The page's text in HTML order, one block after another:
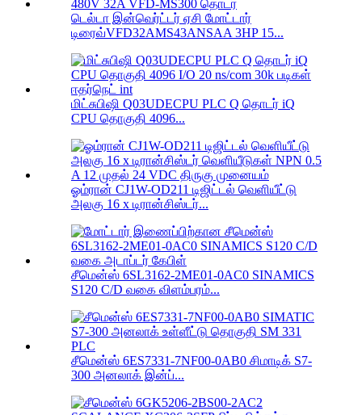
டெல்டா இன்வெர்ட்டர் ஏசி மோட்டார்
டிரைவ்VFD32AMS43ANSAA 3HP 15...
மிட்சுபிஷி Q03UDECPU PLC Q தொடர் iQ
CPU தொகுதி 4096...
ஓம்ரான் CJ1W-OD211 டிஜிட்டல் வெளியீட்டு
அலகு 16 x டிரான்சிஸ்டர்...
சீமென்ஸ் 6SL3162-2ME01-0AC0 SINAMICS
S120 C/D வகை விளம்பரம்...
சீமென்ஸ் 6ES7331-7NF00-0AB0 சிமாடிக் S7-
300 அனலாக் இன்ப்...